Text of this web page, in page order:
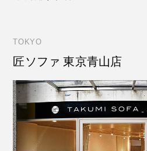
TOKYO
匠ソファ 東京青山店